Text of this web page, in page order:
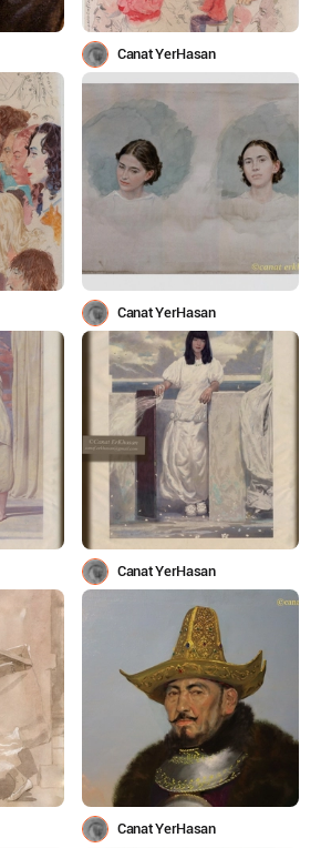
Canat YerHasan
Canat YerHasan
Canat YerHasan
Canat YerHasan